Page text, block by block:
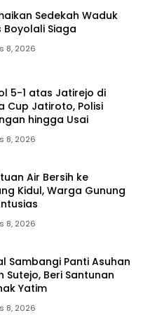
Sedekah Waduk
Boyolali Siaga
8, 2026
5-1 atas Jatirejo di
Cup Jatiroto, Polisi
hingga Usai
8, 2026
Air Bersih ke
Kidul, Warga Gunung
8, 2026
Sambangi Panti Asuhan
Sutejo, Beri Santunan
Yatim
8, 2026